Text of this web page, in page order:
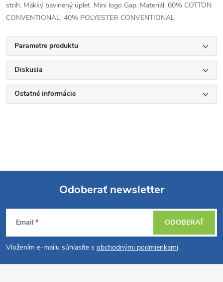
strih. Mäkký bavlnený úplet. Mini logo Gap. Materiál: 60% COTTON
CONVENTIONAL, 40% POLYESTER CONVENTIONAL
Parametre produktu
Diskusia
Ostatné informácie
Z
á
p
Odoberať newsletter
Email
Vložením e-mailu súhlasíte s obchodnými podmienkami.
ODOBERAŤ